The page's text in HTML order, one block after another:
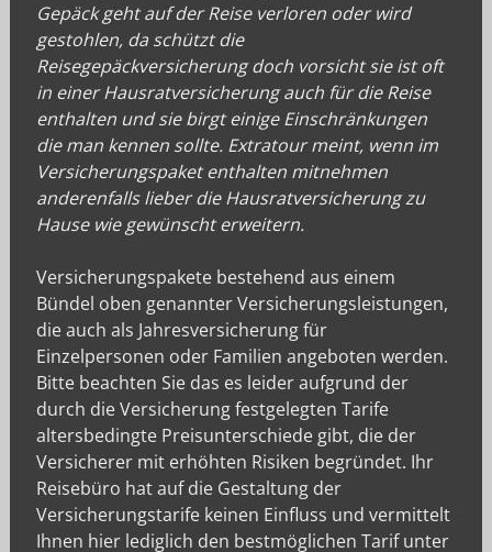
Gepäck geht auf der Reise verloren oder wird
gestohlen, da schützt die
Reisegepäckversicherung doch vorsicht sie ist oft
in einer Hausratversicherung auch für die Reise
enthalten und sie birgt einige Einschränkungen
die man kennen sollte. Extratour meint, wenn im
Versicherungspaket enthalten mitnehmen
anderenfalls lieber die Hausratversicherung zu
Hause wie gewünscht erweitern.
Versicherungspakete bestehend aus einem
Bündel oben genannter Versicherungsleistungen,
die auch als Jahresversicherung für
Einzelpersonen oder Familien angeboten werden.
Bitte beachten Sie das es leider aufgrund der
durch die Versicherung festgelegten Tarife
altersbedingte Preisunterschiede gibt, die der
Versicherer mit erhöhten Risiken begründet. Ihr
Reisebüro hat auf die Gestaltung der
Versicherungstarife keinen Einfluss und vermittelt
Ihnen hier lediglich den bestmöglichen Tarif unter